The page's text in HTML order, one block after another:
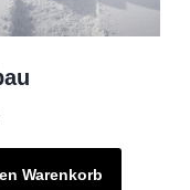
Warenkorb